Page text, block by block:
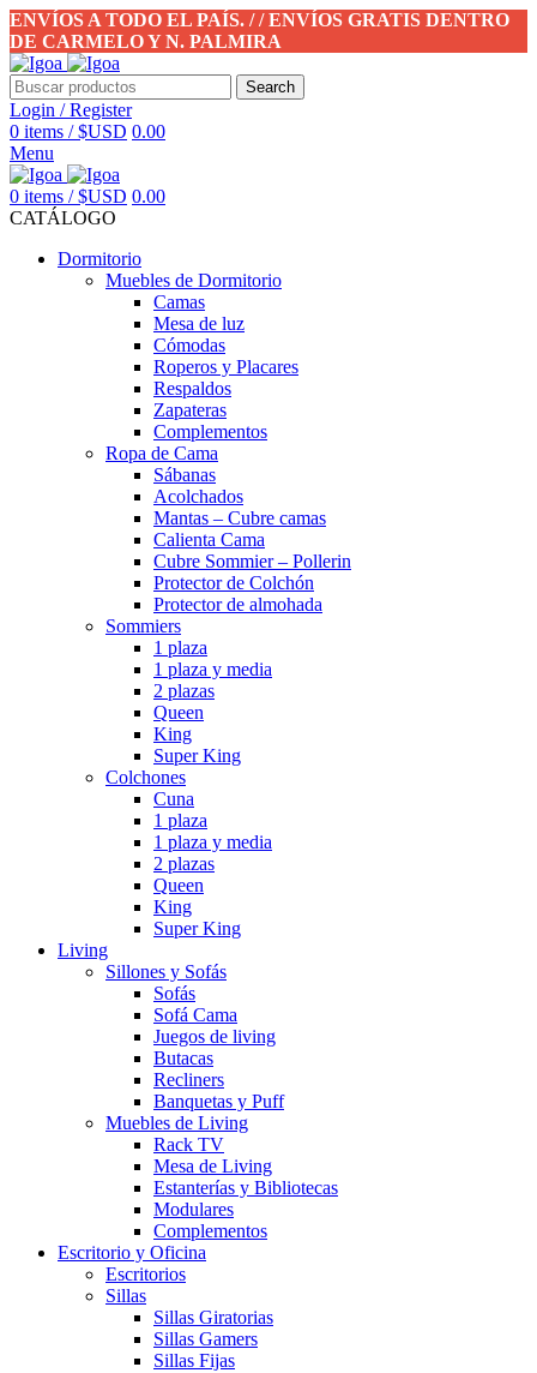
ENVÍOS A TODO EL PAÍS. / / ENVÍOS GRATIS DENTRO
DE CARMELO Y N. PALMIRA
Search
Login / Register
0 items / $USD 0.00
Menu
0 items / $USD 0.00
CATÁLOGO
Dormitorio
Muebles de Dormitorio
Camas
Mesa de luz
Cómodas
Roperos y Placares
Respaldos
Zapateras
Complementos
Ropa de Cama
Sábanas
Acolchados
Mantas – Cubre camas
Calienta Cama
Cubre Sommier – Pollerin
Protector de Colchón
Protector de almohada
Sommiers
1 plaza
1 plaza y media
2 plazas
Queen
King
Super King
Colchones
Cuna
1 plaza
1 plaza y media
2 plazas
Queen
King
Super King
Living
Sillones y Sofás
Sofás
Sofá Cama
Juegos de living
Butacas
Recliners
Banquetas y Puff
Muebles de Living
Rack TV
Mesa de Living
Estanterías y Bibliotecas
Modulares
Complementos
Escritorio y Oficina
Escritorios
Sillas
Sillas Giratorias
Sillas Gamers
Sillas Fijas